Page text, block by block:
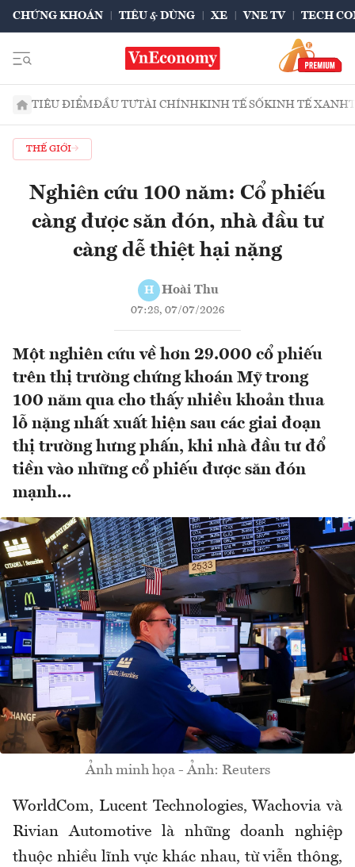
CHỨNG KHOÁN TIÊU & DÙNG XE VNE TV TECH
TIÊU ĐIỂMĐẦU TƯTÀI CHÍNHKINH TẾ SỐKINH TẾ XANH
THẾ GIỚI
Nghiên cứu 100 năm: Cổ phiếu
càng được săn đón, nhà đầu tư
càng dễ thiệt hại nặng
H Hoài Thu
07:28, 07/07/2026
Một nghiên cứu về hơn 29.000 cổ phiếu
trên thị trường chứng khoán Mỹ trong
100 năm qua cho thấy nhiều khoản thua
lỗ nặng nhất xuất hiện sau các giai đoạn
thị trường hưng phấn, khi nhà đầu tư đổ
tiền vào những cổ phiếu được săn đón
mạnh...
Ảnh minh họa - Ảnh: Reuters
WorldCom, Lucent Technologies, Wachovia và
Rivian Automotive là những doanh nghiệp
thuộc nhiều lĩnh vực khác nhau, từ viễn thông,